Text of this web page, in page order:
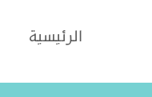
الرئيسية